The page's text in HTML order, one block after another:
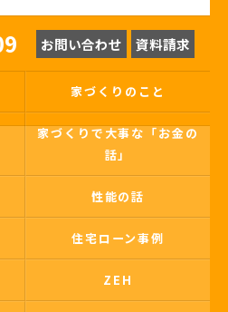
お問い合わせ 資料請求
家づくりのこと
家づくりで大事な「お金の
話」
性能の話
住宅ローン事例
ZEH